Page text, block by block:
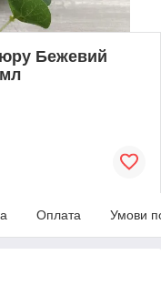
Бежевий
Оплата Умови